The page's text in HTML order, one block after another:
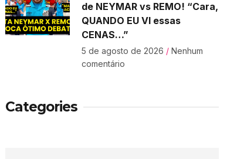
de NEYMAR vs REMO! “Cara,
QUANDO EU VI essas
CENAS…”
5 de agosto de 2026 Nenhum
comentário
Categories